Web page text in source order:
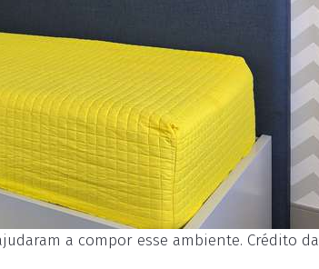
a compor esse ambiente. Crédito da